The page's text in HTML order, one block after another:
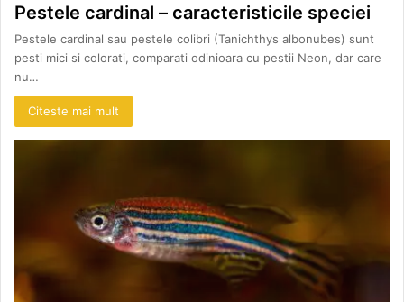
Pestele cardinal – caracteristicile speciei
Pestele cardinal sau pestele colibri (Tanichthys albonubes) sunt
pesti mici si colorati, comparati odinioara cu pestii Neon, dar care
nu…
Citeste mai mult